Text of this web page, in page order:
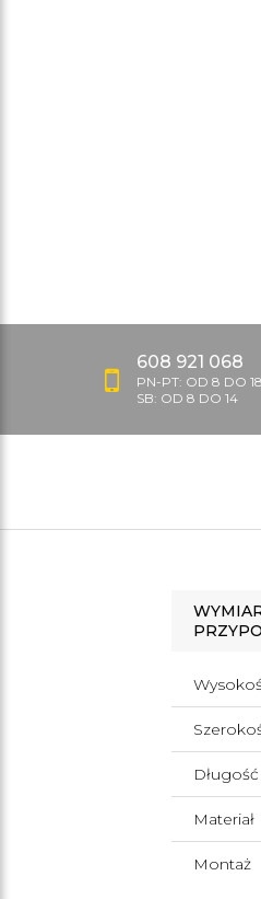
608 921 068
PN-PT: OD 8 DO 18
SB: OD 8 DO 14
Materiał
Montaż